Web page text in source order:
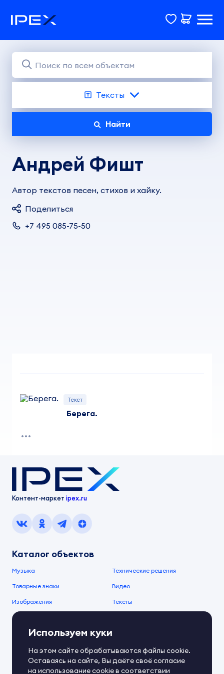
Тексты
Найти
Андрей Фишт
Автор текстов песен, стихов и хайку.
Поделиться
+7 495 085-75-50
Текст
Берега.
Контент-маркет ipex.ru
Каталог объектов
Музыка Технические решения
Товарные знаки Видео
Изображения Тексты
О компании
О сервисе
Документы IPEX Справочный центр
Контакты Обратная связь
Используем куки
На этом сайте обрабатываются файлы cookie.
Оставаясь на сайте, Вы даёте своё согласие
на использование cookie в соответствии